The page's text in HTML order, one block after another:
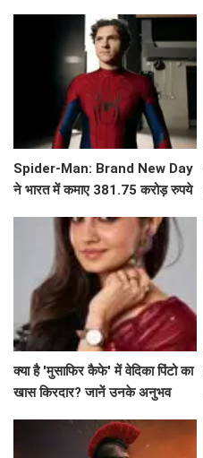
Spider-Man: Brand New Day
ने भारत में कमाए 381.75 करोड़ रुपये
क्या है 'मुसाफिर कैफे' में वेदिका पिंटो का
खास किरदार? जानें उनके अनुभव